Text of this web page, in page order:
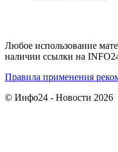
Любое использование
наличии ссылки на
Правила применения
© Инфо24 - Новости 2026